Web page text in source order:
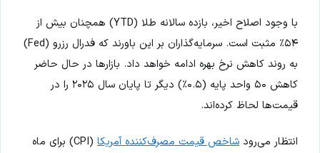
با وجود اصلاح اخیر، بازده سالانه طلا (YTD) همچنان بیش از
۵۴٪ مثبت است. سرمایه‌گذاران بر این باورند که فدرال رزرو (Fed)
به روند کاهش نرخ بهره ادامه خواهد داد. بازارها در حال حاضر
کاهش ۵۰ واحد پایه (۰.۵٪) دیگر تا پایان سال ۲۰۲۵ را در
قیمت‌ها لحاظ کرده‌اند.
انتظار می‌رود شاخص قیمت مصرف‌کننده آمریکا
(CPI) برای ماه